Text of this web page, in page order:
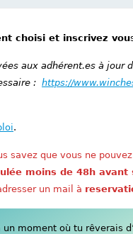
choisi et inscrivez vou
aux adhérent.es à jour
: https://
.
savez que vous ne
moins de 48h avant
un mail à
moment où tu rêverais